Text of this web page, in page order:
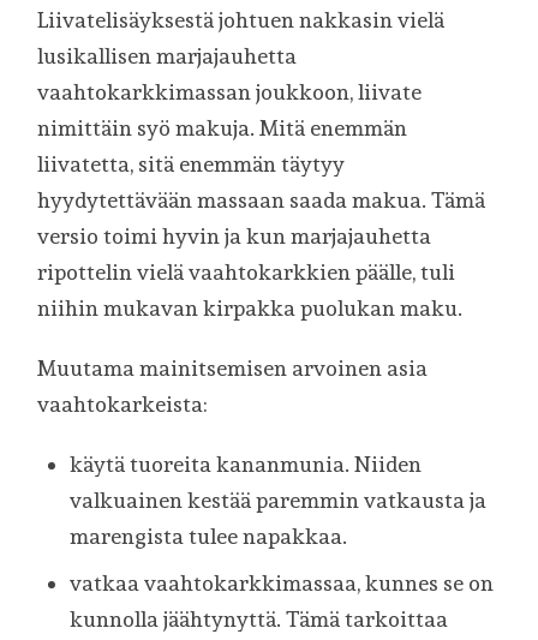
Liivatelisäyksestä johtuen nakkasin vielä
lusikallisen marjajauhetta
vaahtokarkkimassan joukkoon, liivate
nimittäin syö makuja. Mitä enemmän
liivatetta, sitä enemmän täytyy
hyydytettävään massaan saada makua. Tämä
versio toimi hyvin ja kun marjajauhetta
ripottelin vielä vaahtokarkkien päälle, tuli
niihin mukavan kirpakka puolukan maku.
Muutama mainitsemisen arvoinen asia
vaahtokarkeista:
käytä tuoreita kananmunia. Niiden
valkuainen kestää paremmin vatkausta ja
marengista tulee napakkaa.
vatkaa vaahtokarkkimassaa, kunnes se on
kunnolla jäähtynyttä. Tämä tarkoittaa